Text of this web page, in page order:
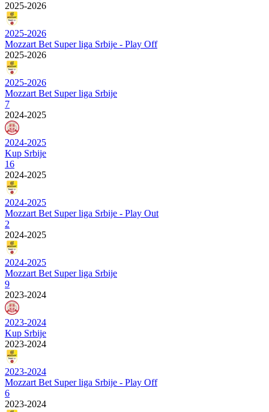
2025-2026
2025-2026
Mozzart Bet Super liga Srbije - Play Off
2025-2026
2025-2026
Mozzart Bet Super liga Srbije
7
2024-2025
2024-2025
Kup Srbije
16
2024-2025
2024-2025
Mozzart Bet Super liga Srbije - Play Out
2
2024-2025
2024-2025
Mozzart Bet Super liga Srbije
9
2023-2024
2023-2024
Kup Srbije
2023-2024
2023-2024
Mozzart Bet Super liga Srbije - Play Off
6
2023-2024